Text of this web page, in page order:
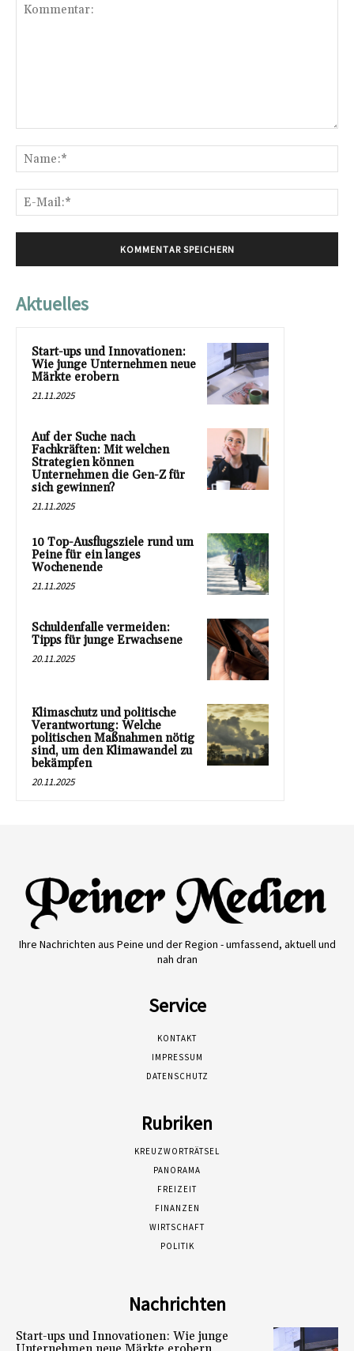
Aktuelles
Start-ups und Innovationen:
Wie junge Unternehmen neue
Märkte erobern
21.11.2025
Auf der Suche nach
Fachkräften: Mit welchen
Strategien können
Unternehmen die Gen-Z für
sich gewinnen?
21.11.2025
10 Top-Ausflugsziele rund um
Peine für ein langes
Wochenende
21.11.2025
Schuldenfalle vermeiden:
Tipps für junge Erwachsene
20.11.2025
Klimaschutz und politische
Verantwortung: Welche
politischen Maßnahmen nötig
sind, um den Klimawandel zu
bekämpfen
20.11.2025
Ihre Nachrichten aus Peine und der Region - umfassend, aktuell und
nah dran
Service
KONTAKT
IMPRESSUM
DATENSCHUTZ
Rubriken
KREUZWORTRÄTSEL
PANORAMA
FREIZEIT
FINANZEN
WIRTSCHAFT
POLITIK
Nachrichten
Start-ups und Innovationen: Wie junge